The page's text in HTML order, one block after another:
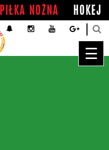
HOKEJ
PIŁKA NOŻNA
☰